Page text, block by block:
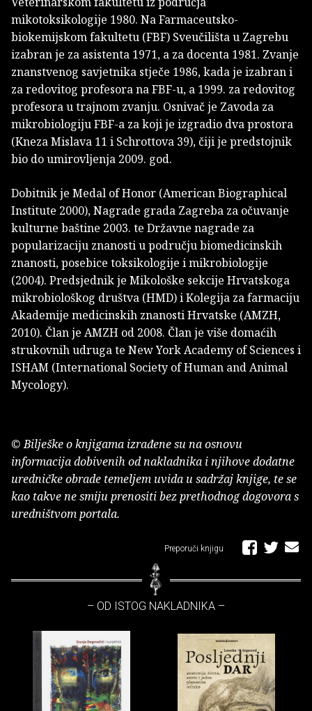
mikotoksikologije 1980. Na Farmaceutsko-
biokemijskom fakultetu (FBF) Sveučilišta u Zagrebu
izabran je za asistenta 1971, a za docenta 1981. Zvanje
znanstvenog savjetnika stječe 1986, kada je izabran i
za redovitog profesora na FBF-u, a 1999. za redovitog
profesora u trajnom zvanju. Osnivač je Zavoda za
mikrobiologiju FBF-a za koji je izgradio dva prostora
(Kneza Mislava 11 i Schrottova 39), čiji je predstojnik
bio do umirovljenja 2009. god.
Dobitnik je Medal of Honor (American Biographical
Institute 2000), Nagrade grada Zagreba za očuvanje
kulturne baštine 2003. te Državne nagrade za
popularizaciju znanosti u području biomedicinskih
znanosti, posebice toksikologije i mikrobiologije
(2004). Predsjednik je Mikološke sekcije Hrvatskoga
mikrobiološkog društva (HMD) i Kolegija za farmaciju
Akademije medicinskih znanosti Hrvatske (AMZH,
2010). Član je AMZH od 2008. Član je više domaćih
strukovnih udruga te New York Academy of Sciences i
ISHAM (International Society of Human and Animal
Mycology).
© Bilješke o knjigama izrađene su na osnovu
informacija dobivenih od nakladnika i njihove dodatne
uredničke obrade temeljem uvida u sadržaj knjige, te se
kao takve ne smiju prenositi bez prethodnog dogovora s
uredništvom portala.
Preporuči knjigu
– OD ISTOG NAKLADNIKA –